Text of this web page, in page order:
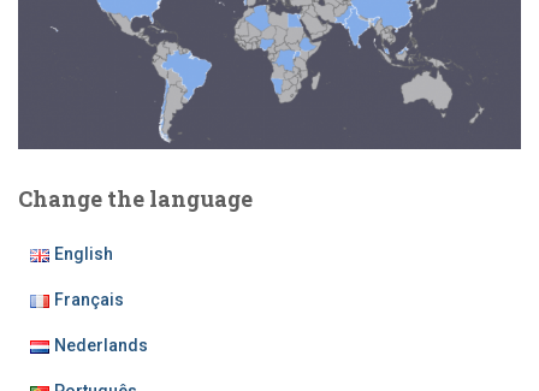
Change the language
English
Français
Nederlands